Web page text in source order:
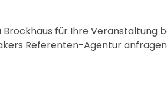
für Ihre Veranstaltung
Referenten-Agentur